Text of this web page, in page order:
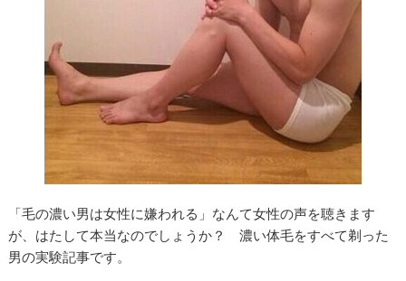
「毛の濃い男は女性に嫌われる」なんて女性の声を聴きます
が、はたして本当なのでしょうか？ 濃い体毛をすべて剃った
男の実験記事です。